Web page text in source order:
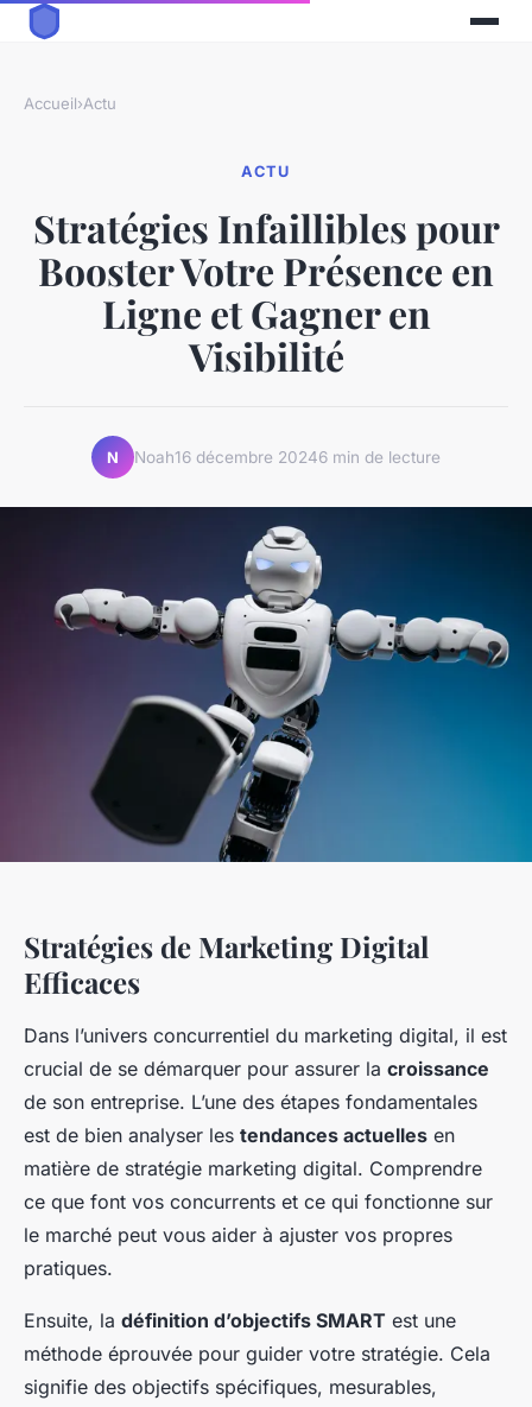
Accueil›Actu
ACTU
Stratégies Infaillibles pour
Booster Votre Présence en
Ligne et Gagner en
Visibilité
N Noah16 décembre 20246 min de lecture
Stratégies de Marketing Digital
Efficaces
Dans l’univers concurrentiel du marketing digital, il est
crucial de se démarquer pour assurer la croissance
de son entreprise. L’une des étapes fondamentales
est de bien analyser les tendances actuelles en
matière de stratégie marketing digital. Comprendre
ce que font vos concurrents et ce qui fonctionne sur
le marché peut vous aider à ajuster vos propres
pratiques.
Ensuite, la définition d’objectifs SMART est une
méthode éprouvée pour guider votre stratégie. Cela
signifie des objectifs spécifiques, mesurables,